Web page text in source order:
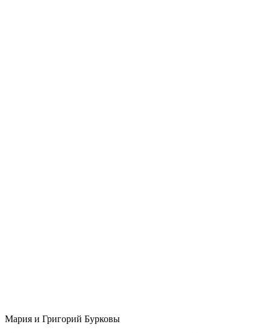
Мария и Григорий Бурковы